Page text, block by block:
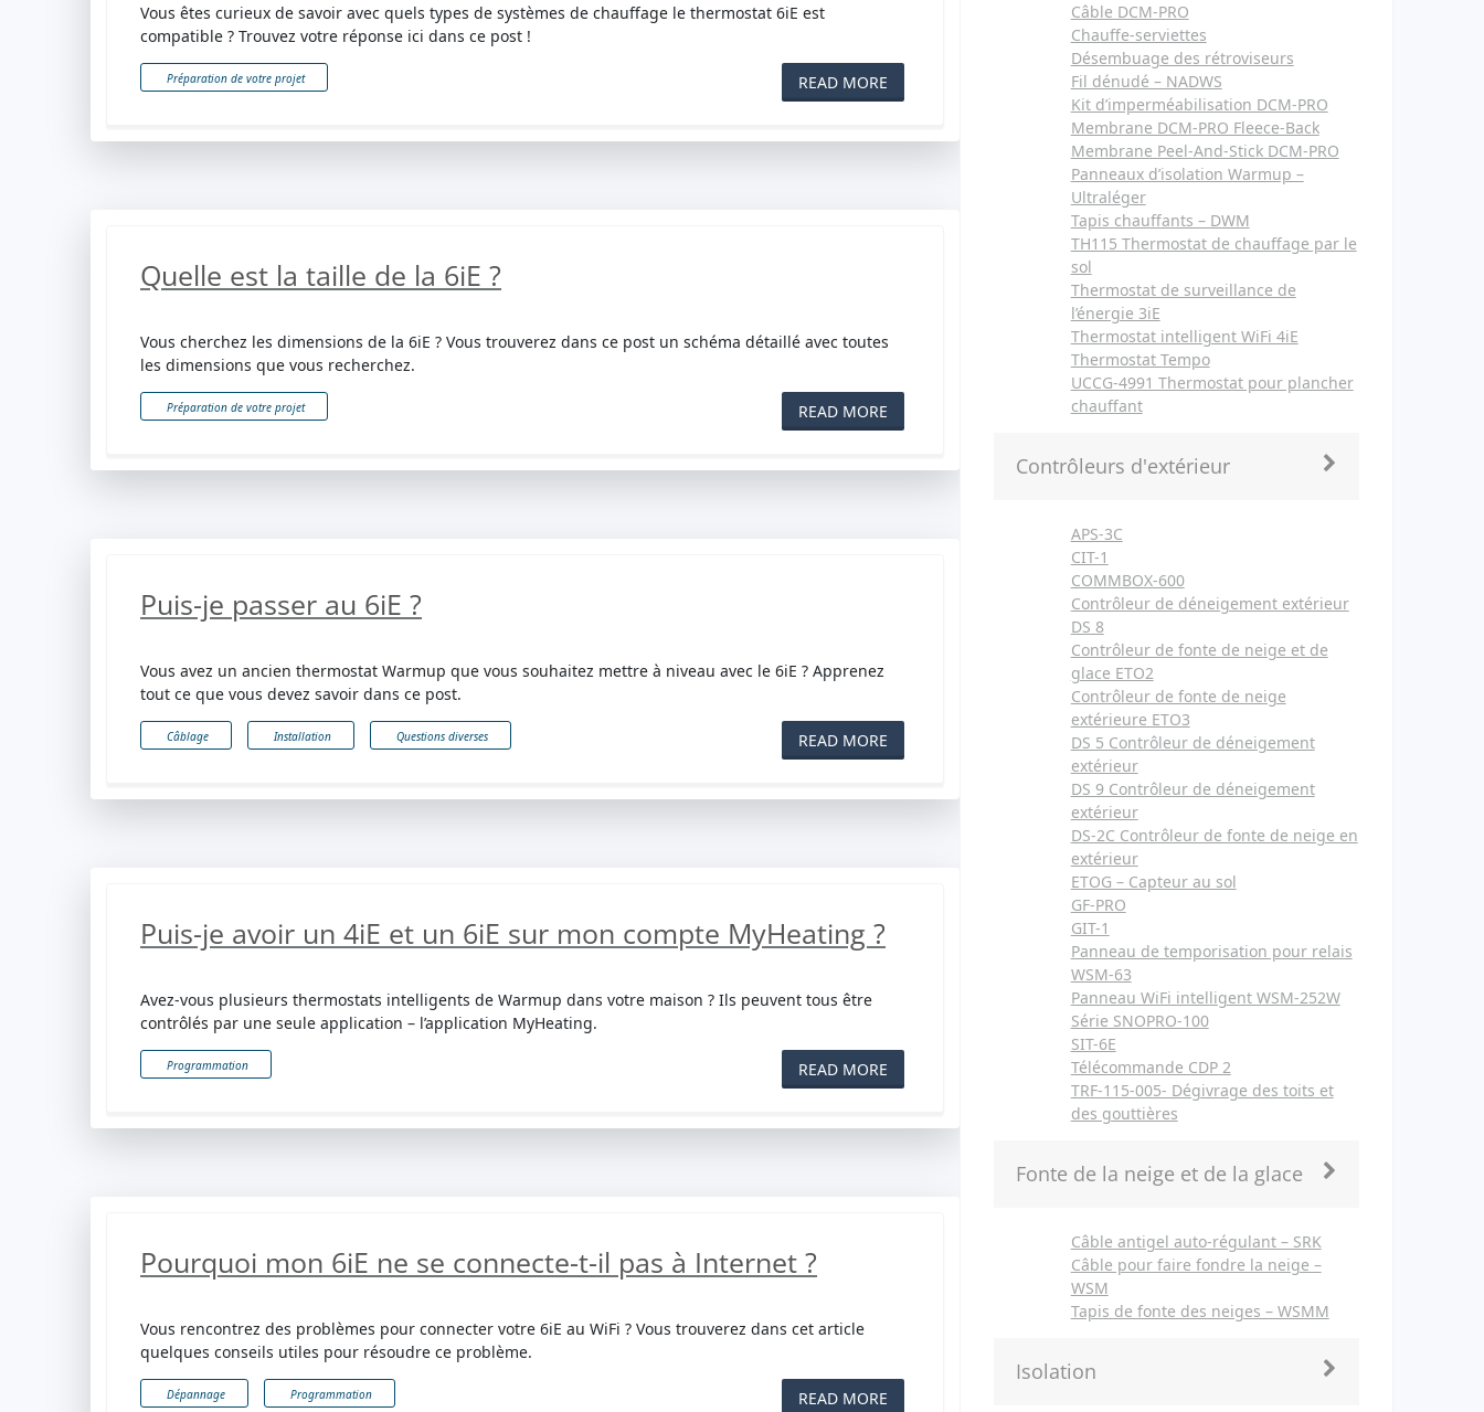
Vous êtes curieux de savoir avec quels types de systèmes de chauffage le thermostat 6iE est
compatible ? Trouvez votre réponse ici dans ce post !
READ MORE
Préparation de votre projet
Quelle est la taille de la 6iE ?
Vous cherchez les dimensions de la 6iE ? Vous trouverez dans ce post un schéma détaillé avec toutes
les dimensions que vous recherchez.
READ MORE
Préparation de votre projet
Puis-je passer au 6iE ?
Vous avez un ancien thermostat Warmup que vous souhaitez mettre à niveau avec le 6iE ? Apprenez
tout ce que vous devez savoir dans ce post.
READ MORE
Câblage Installation Questions diverses
Puis-je avoir un 4iE et un 6iE sur mon compte MyHeating ?
Avez-vous plusieurs thermostats intelligents de Warmup dans votre maison ? Ils peuvent tous être
contrôlés par une seule application – l’application MyHeating.
READ MORE
Programmation
Pourquoi mon 6iE ne se connecte-t-il pas à Internet ?
Vous rencontrez des problèmes pour connecter votre 6iE au WiFi ? Vous trouverez dans cet article
quelques conseils utiles pour résoudre ce problème.
READ MORE
Dépannage Programmation
Câble DCM-PRO
Chauffe-serviettes
Désembuage des rétroviseurs
Fil dénudé – NADWS
Kit d’imperméabilisation DCM-PRO
Membrane DCM-PRO Fleece-Back
Membrane Peel-And-Stick DCM-PRO
Panneaux d’isolation Warmup –
Ultraléger
Tapis chauffants – DWM
TH115 Thermostat de chauffage par le
sol
Thermostat de surveillance de
l’énergie 3iE
Thermostat intelligent WiFi 4iE
Thermostat Tempo
UCCG-4991 Thermostat pour plancher
chauffant
Contrôleurs d'extérieur
APS-3C
CIT-1
COMMBOX-600
Contrôleur de déneigement extérieur
DS 8
Contrôleur de fonte de neige et de
glace ETO2
Contrôleur de fonte de neige
extérieure ETO3
DS 5 Contrôleur de déneigement
extérieur
DS 9 Contrôleur de déneigement
extérieur
DS-2C Contrôleur de fonte de neige en
extérieur
ETOG – Capteur au sol
GF-PRO
GIT-1
Panneau de temporisation pour relais
WSM-63
Panneau WiFi intelligent WSM-252W
Série SNOPRO-100
SIT-6E
Télécommande CDP 2
TRF-115-005- Dégivrage des toits et
des gouttières
Fonte de la neige et de la glace
Câble antigel auto-régulant – SRK
Câble pour faire fondre la neige –
WSM
Tapis de fonte des neiges – WSMM
Isolation